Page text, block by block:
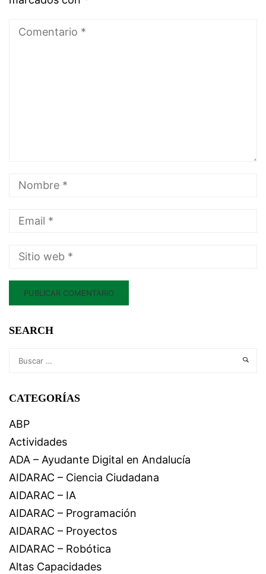
SEARCH
CATEGORÍAS
ABP
Actividades
ADA – Ayudante Digital en Andalucía
AIDARAC – Ciencia Ciudadana
AIDARAC – IA
AIDARAC – Programación
AIDARAC – Proyectos
AIDARAC – Robótica
Altas Capacidades